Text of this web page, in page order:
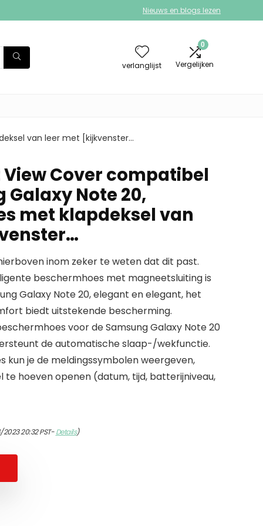
Nieuws en blogs lezen
verlanglijst
0
Vergelijken
van leer met [kijkvenster…
View Cover compatibel
Galaxy Note 20,
met klapdeksel van
inom zeker te weten dat dit past.
beschermhoes met magneetsluiting is
Galaxy Note 20, elegant en elegant, het
biedt uitstekende bescherming.
voor de Samsung Galaxy Note 20
de automatische slaap-/wekfunctie.
kun je de meldingssymbolen weergeven,
te hoeven openen (datum, tijd, batterijniveau,
20:32 PST-Details)